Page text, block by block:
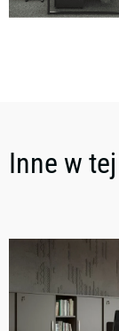
Inne w